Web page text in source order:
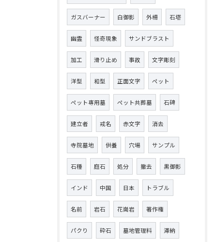
ガスバーナー 白御影 外柵 石塔
幽霊 怪奇現象 サンドブラスト
加工 滑り止め 事故 文字彫刻
洋型 和型 正面文字 ペット
ペット専用墓 ペット共葬墓 石碑
建立者 戒名 赤文字 消去
寺院墓地 供養 穴場 サンプル
石種 庭石 処分 撤去 黒御影
インド 中国 日本 トラブル
名前 岩石 花崗岩 著作権
パクり 砕石 墓地管理料 滞納